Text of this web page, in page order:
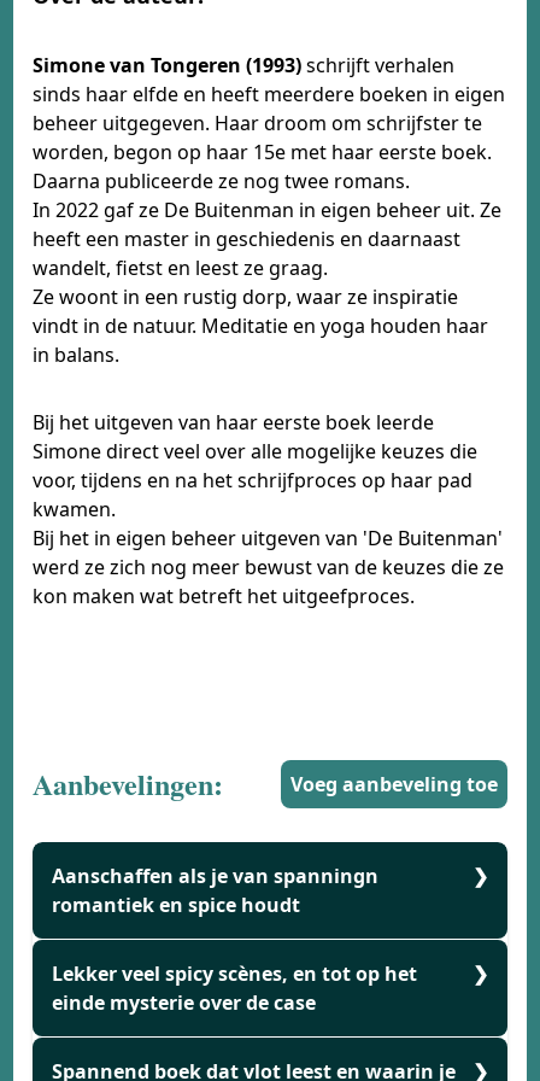
Simone van Tongeren (1993)schrijft verhalen
sinds haar elfde en heeft meerdere boeken in eigen
beheer uitgegeven. Haar droom om schrijfster te
worden, begon op haar 15e met haar eerste boek.
Daarna publiceerde ze nog twee romans.
In 2022 gaf ze De Buitenman in eigen beheer uit. Ze
heeft een master in geschiedenis en daarnaast
wandelt, fietst en leest ze graag.
Ze woont in een rustig dorp, waar ze inspiratie
vindt in de natuur. Meditatie en yoga houden haar
in balans.
Bij het uitgeven van haar eerste boek leerde
Simone direct veel over alle mogelijke keuzes die
voor, tijdens en na het schrijfproces op haar pad
kwamen.
Bij het in eigen beheer uitgeven van 'De Buitenman'
werd ze zich nog meer bewust van de keuzes die ze
kon maken wat betreft het uitgeefproces.
Aanbevelingen: Voeg aanbeveling toe
Aanschaffen als je van spanningn
romantiek en spice houdt
Ik vond dit boek:Geweldig
Lees dit boek vooral als:Thriller liefhebbers
die niet direct het plaatje compleet hoeven te
Lekker veel spicy scènes, en tot op het
einde mysterie over de case
Ik vond dit boek:Heerlijk om te lezen
Spannend boek dat vlot leest en waarin je